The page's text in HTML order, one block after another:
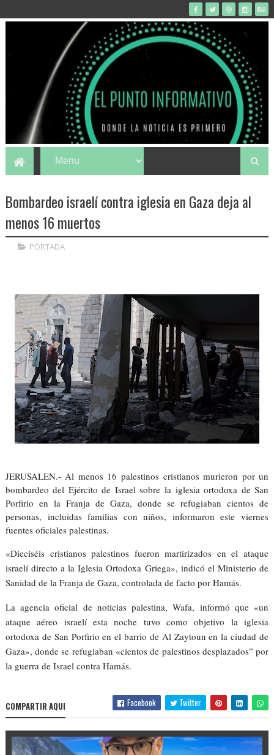
Bombardeo israelí contra iglesia en Gaza deja al
menos 16 muertos
PORTADA
JERUSALEN.- Al menos 16 palestinos cristianos murieron por un
bombardeo del Ejército de Israel sobre la iglesia ortodoxa de San
Porfirio en la Franja de Gaza, donde se refugiaban cientos de
personas, incluidas familias con niños, informaron este viernes
fuentes oficiales palestinas.
«Dieciséis cristianos palestinos fueron martirizados en el ataque
israelí directo a la Iglesia Ortodoxa Griega», indicó el Ministerio de
Sanidad de la Franja de Gaza, controlada de facto por Hamás.
La agencia oficial de noticias palestina, Wafa, informó que «un
ataque aéreo israelí esta noche tuvo como objetivo la iglesia
ortodoxa de San Porfirio en el barrio de Al Zaytoun en la ciudad de
Gaza», donde se refugiaban «cientos de palestinos desplazados” por
la guerra de Israel contra Hamás.
COMPARTIR AQUI Facebook Twitter